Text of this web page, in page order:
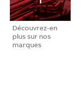
Découvrez-en
plus sur nos
marques